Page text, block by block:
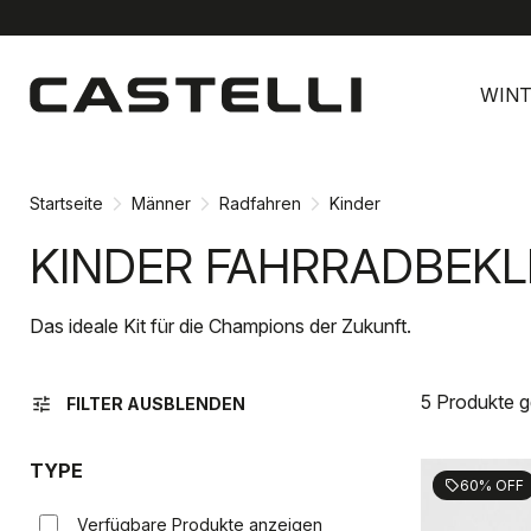
Inhalt
springen
Navigation
springen
Startseite Männer Radfahren Kinder
KINDER
Das ideale Kit für die Champions der Zukunft.
tune FILTER AUSBLENDEN 5 Produkte
TYPE
Verfügbare Produkte anzeigen
sell60% OFF